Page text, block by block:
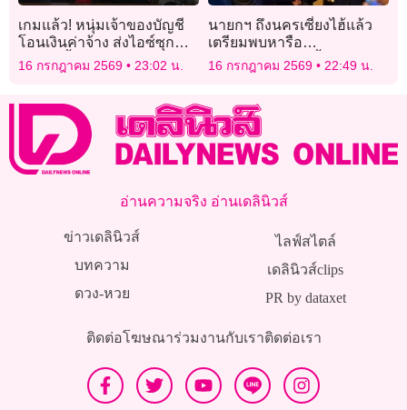
เกมแล้ว! หนุ่มเจ้าของบัญชี
โอนเงินค่าจ้าง ส่งไอซ์ซุก
กระปุกน้ำมะขามเปียกไป
16 กรกฎาคม 2569 23:02 น.
นายกฯ ถึงนครเซี่ยงไฮ้แล้ว
เตรียมพบหารือ
‘ประธานาธิบดีสี จิ้นผิง’
16 กรกฎาคม 2569 22:49 น.
อ่านความจริง อ่านเดลินิวส์
ข่าวเดลินิวส์
บทความ
ดวง-หวย
ไลฟ์สไตล์
เดลินิวส์clips
PR by dataxet
ติดต่อโฆษณาร่วมงานกับเราติดต่อเรา